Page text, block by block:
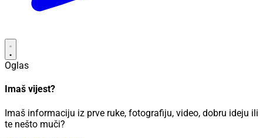
Oglas
Imaš vijest?
Imaš informaciju iz prve ruke, fotografiju, video, dobru ideju ili
te nešto muči?